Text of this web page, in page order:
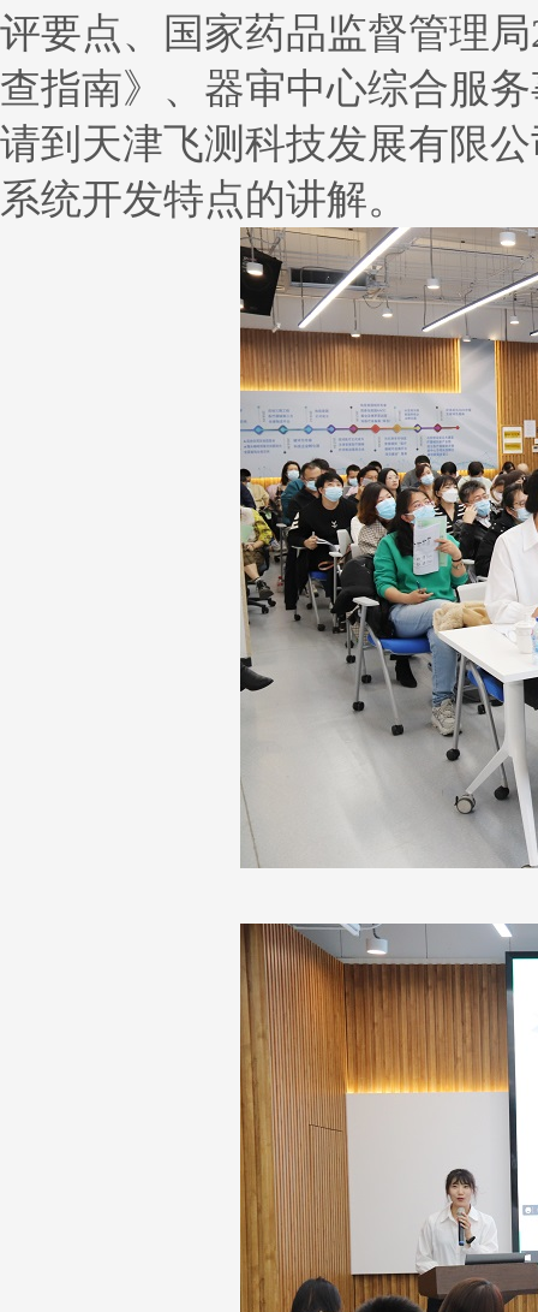
评要点、国家药品监督管理
查指南》、器审中心综合服
请到天津飞测科技发展有限
系统开发特点的讲解。